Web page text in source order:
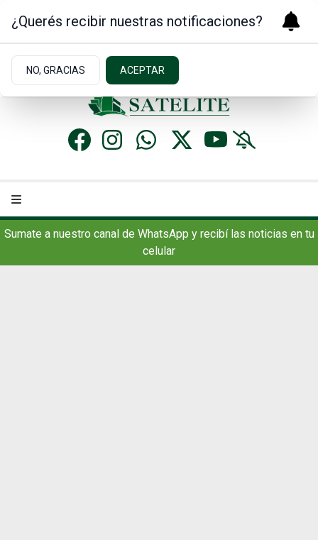
17.7ºc | Concordia, AR
Sumate a nuestro canal de WhatsApp y recibí las noticias en tu
celular
¿Querés recibir nuestras notificaciones?
NO, GRACIAS ACEPTAR